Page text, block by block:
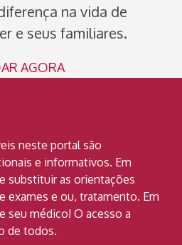
na vida de
e seus familiares.
AGORA
neste portal são
e informativos. Em
substituir as orientações
exames e ou, tratamento. Em
seu médico! O acesso a
de todos.